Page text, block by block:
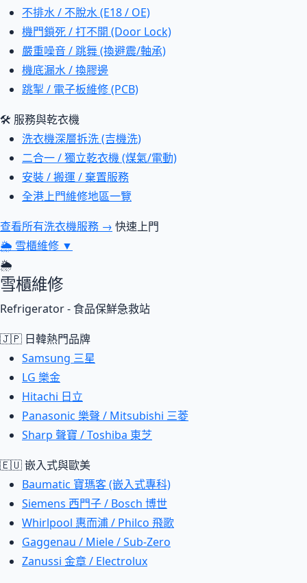
不排水 / 不脫水 (E18 / OE)
機門鎖死 / 打不開 (Door Lock)
嚴重噪音 / 跳舞 (換避震/軸承)
機底漏水 / 換膠邊
跳掣 / 電子板維修 (PCB)
🛠 服務與乾衣機
洗衣機深層拆洗 (吉機洗)
二合一 / 獨立乾衣機 (煤氣/電動)
安裝 / 搬運 / 棄置服務
全港上門維修地區一覽
查看所有洗衣機服務 → 快速上門
🌦 雪櫃維修 ▼
🌦
雪櫃維修
Refrigerator - 食品保鮮急救站
🇯🇵 日韓熱門品牌
Samsung 三星
LG 樂金
Hitachi 日立
Panasonic 樂聲 / Mitsubishi 三菱
Sharp 聲寶 / Toshiba 東芝
🇪🇺 嵌入式與歐美
Baumatic 寶瑪客 (嵌入式專科)
Siemens 西門子 / Bosch 博世
Whirlpool 惠而浦 / Philco 飛歌
Gaggenau / Miele / Sub-Zero
Zanussi 金章 / Electrolux